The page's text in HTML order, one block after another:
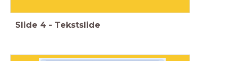
Slide 4 - Tekstslide